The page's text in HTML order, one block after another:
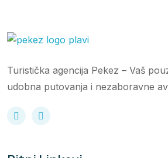
Turistička agencija Pekez – Vaš
udobna putovanja i nezaboravne